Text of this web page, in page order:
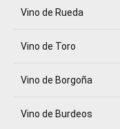
Vino de Rueda
Vino de Toro
Vino de Borgoña
Vino de Burdeos